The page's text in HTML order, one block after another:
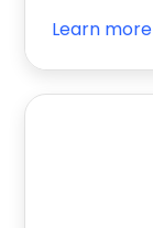
Learn more